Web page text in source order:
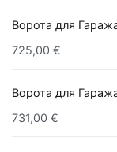
Ворота для
725,00 €
Ворота для
731,00 €